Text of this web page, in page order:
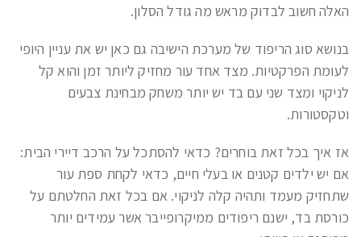
האלה חשוב לבדוק מראש מה גודל הסלון.
בנושא סוג הריפוד של מערכת הישיבה גם כאן יש את עניין היופי
לעומת הפרקטיות. מצד אחד עור מחזיק ליותר זמן והוא קל
לניקוי ומצד שני עם בד יש יותר משחק מבחינת צבעים
וטקסטורות.
אז איך בכל זאת בוחרים? כדאי להסתכל על הרכב דיירי הבית:
אם יש ילדים קטנים או בעלי חיים, כדאי לקחת ספת עור
שתחזיק מעמד ותהיה קלה לניקוי. אם בכל זאת החלטתם על
כורסת בד, ישנם ריפודים ממיקרופייבר אשר עמידים יותר